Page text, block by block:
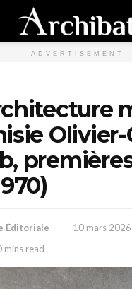
ADVERTISEMENT
Éditoriale
10 mars 2026
mins read